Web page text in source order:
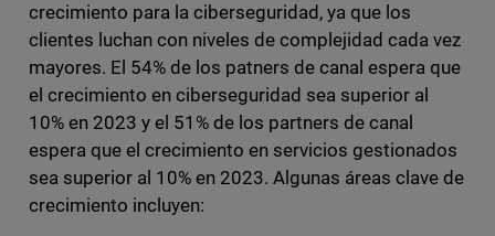
crecimiento para la ciberseguridad, ya que los
clientes luchan con niveles de complejidad cada vez
mayores. El 54% de los patners de canal espera que
el crecimiento en ciberseguridad sea superior al
10% en 2023 y el 51% de los partners de canal
espera que el crecimiento en servicios gestionados
sea superior al 10% en 2023. Algunas áreas clave de
crecimiento incluyen: